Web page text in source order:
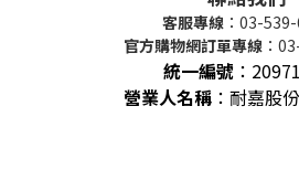
客服專線 ：03-
官方購物網訂單專線 ：
統一編號 ：
營業人名稱 ：耐嘉股